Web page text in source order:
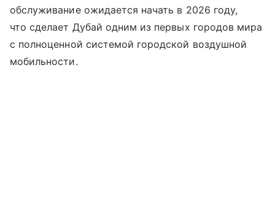
обслуживание ожидается начать в 2026 году,
что сделает Дубай одним из первых городов мира
с полноценной системой городской воздушной
мобильности.